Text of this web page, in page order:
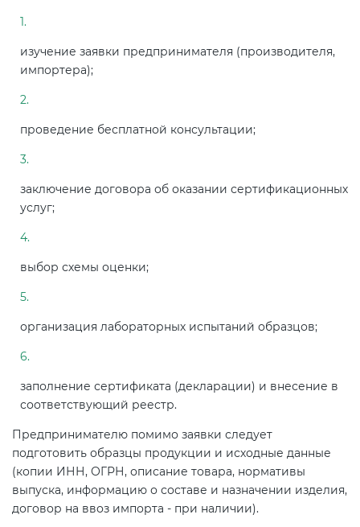
изучение заявки предпринимателя (производителя,
импортера);
проведение бесплатной консультации;
заключение договора об оказании сертификационных
услуг;
выбор схемы оценки;
организация лабораторных испытаний образцов;
заполнение сертификата (декларации) и внесение в
соответствующий реестр.
Предпринимателю помимо заявки следует
подготовить образцы продукции и исходные данные
(копии ИНН, ОГРН, описание товара, нормативы
выпуска, информацию о составе и назначении изделия,
договор на ввоз импорта - при наличии).